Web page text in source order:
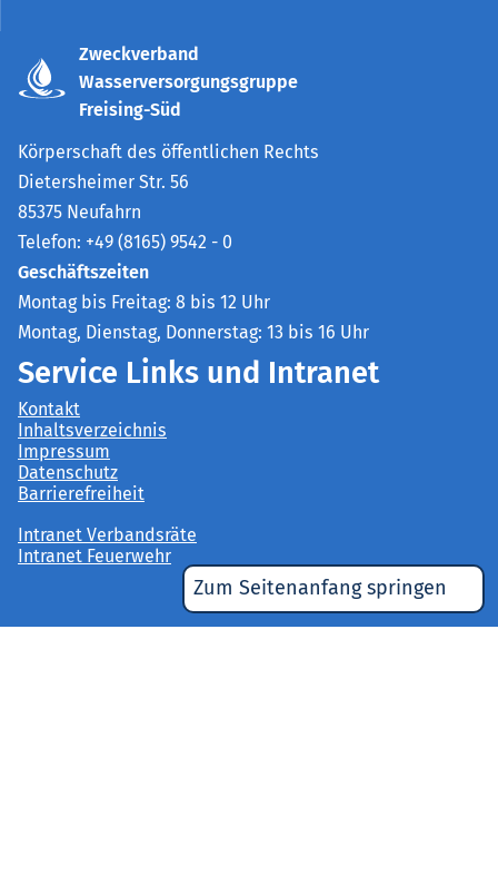
Zum Seitenanfang springen
Zweckverband
Wasserversorgungsgruppe
Freising-Süd
Körperschaft des öffentlichen Rechts
Dietersheimer Str. 56
85375 Neufahrn
Telefon: +49 (8165) 9542 - 0
Geschäftszeiten
Montag bis Freitag: 8 bis 12 Uhr
Montag, Dienstag, Donnerstag: 13 bis 16 Uhr
Service Links und Intranet
Kontakt
Inhaltsverzeichnis
Impressum
Datenschutz
Barrierefreiheit
Intranet Verbandsräte
Intranet Feuerwehr